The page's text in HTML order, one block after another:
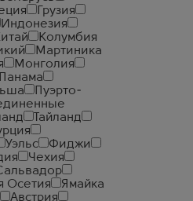
Грузия
Индонезия
Колумбия
Мартиника
Монголия
Панама
Пуэрто-
Тайланд
Уэльс
Фиджи
Чехия
Осетия
Ямайка
Австрия